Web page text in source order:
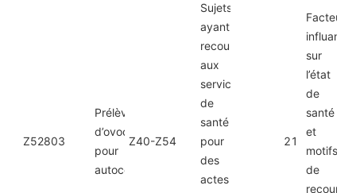
Z52803
Prélèvement
d’ovocytes
pour
autoconservation
Z40-Z54
Sujets
ayant
recours
aux
services
de
santé
pour
des
actes
21
Facteurs
influant
sur
l’état
de
santé
et
motifs
de
recours